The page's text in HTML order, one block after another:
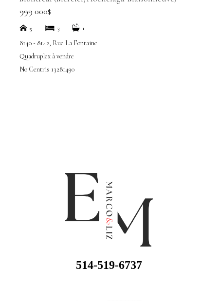
999 000$
5 3 1
8140 - 8142, Rue La Fontaine
Quadruplex à vendre
No Centris 13281490
514-519-6737